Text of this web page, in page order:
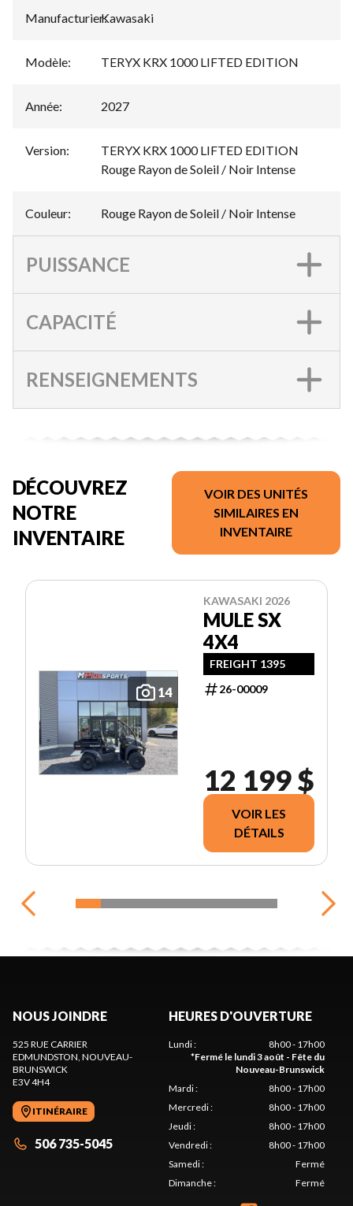
Manufacturier:
Kawasaki
Modèle: TERYX KRX 1000 LIFTED EDITION
Année: 2027
Version:
TERYX KRX 1000 LIFTED EDITION
Rouge Rayon de Soleil / Noir Intense
Couleur: Rouge Rayon de Soleil / Noir Intense
PUISSANCE
CAPACITÉ
RENSEIGNEMENTS
DÉCOUVREZ
NOTRE
INVENTAIRE
VOIR DES UNITÉS
SIMILAIRES EN
INVENTAIRE
14
KAWASAKI 2026
MULE SX
4X4
FREIGHT 1395
26-00009
12 199 $
VOIR LES
DÉTAILS
NOUS JOINDRE
525 RUE CARRIER
EDMUNDSTON , NOUVEAU-
BRUNSWICK
E3V 4H4
ITINÉRAIRE
506 735-5045
HEURES D'OUVERTURE
Lundi:
8h00 - 17h00
*Fermé le lundi 3 août - Fête du
Nouveau-Brunswick
Mardi:
8h00 - 17h00
Mercredi:
8h00 - 17h00
Jeudi:
8h00 - 17h00
Vendredi:
8h00 - 17h00
Samedi:
Fermé
Dimanche: Fermé